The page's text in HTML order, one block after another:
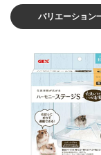
バリエーション